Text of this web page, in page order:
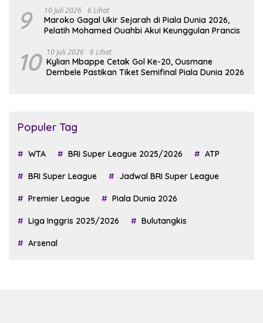
9 10 Juli 2026 6 Lihat
Maroko Gagal Ukir Sejarah di Piala Dunia 2026,
Pelatih Mohamed Ouahbi Akui Keunggulan Prancis
10 10 Juli 2026 6 Lihat
Kylian Mbappe Cetak Gol Ke-20, Ousmane
Dembele Pastikan Tiket Semifinal Piala Dunia 2026
Populer Tag
WTA BRI Super League 2025/2026 ATP
BRI Super League Jadwal BRI Super League
Premier League Piala Dunia 2026
Liga Inggris 2025/2026 Bulutangkis
Arsenal